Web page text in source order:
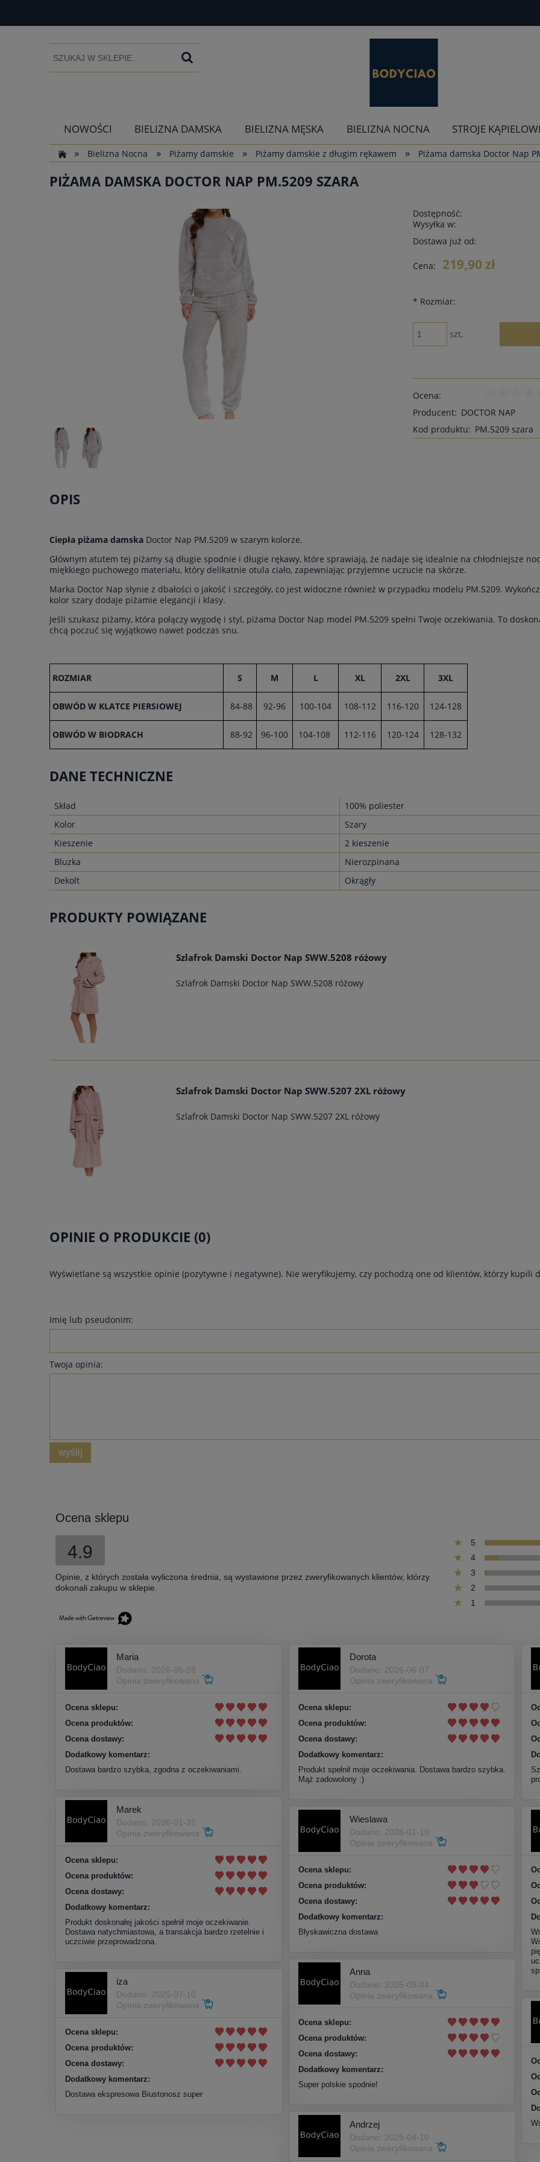
NOWOŚCI BIELIZNA DAMSKA BIELIZNA MĘSKA BIELIZNA NOCNA STROJE
»
Bielizna Nocna » Piżamy damskie » Piżamy damskie z długim rękawem » Piżama damska Doctor Nap
PIŻAMA DAMSKA DOCTOR NAP PM.5209 SZARA
Dostępność:
Wysyłka w:
Dostawa już od:
Cena: 219,90 zł
* Rozmiar:
szt.
Ocena:
Producent: DOCTOR NAP
Kod produktu: PM.5209 szara
OPIS
Ciepła piżama damska Doctor Nap PM.5209 w szarym kolorze.
Głównym atutem tej piżamy są długie spodnie i długie rękawy, które sprawiają, że nadaje się idealnie na chłodniejsze
miękkiego puchowego materiału, który delikatnie otula ciało, zapewniając przyjemne uczucie na skórze.
Marka Doctor Nap słynie z dbałości o jakość i szczegóły, co jest widoczne również w przypadku modelu PM.5209.
kolor szary dodaje piżamie elegancji i klasy.
Jeśli szukasz piżamy, która połączy wygodę i styl, piżama Doctor Nap model PM.5209 spełni Twoje oczekiwania. To
chcą poczuć się wyjątkowo nawet podczas snu.
ROZMIAR S M L XL 2XL 3XL
OBWÓD W KLATCE PIERSIOWEJ 84-88 92-96 100-104 108-112 116-120 124-128
OBWÓD W BIODRACH 88-92 96-100 104-108 112-116 120-124 128-132
DANE TECHNICZNE
Skład
100% poliester
Kolor
Szary
Kieszenie
2 kieszenie
Bluzka
Nierozpinana
Dekolt
Okrągły
PRODUKTY POWIĄZANE
Szlafrok Damski Doctor Nap SWW.5208 różowy
Szlafrok Damski Doctor Nap SWW.5208 różowy
Szlafrok Damski Doctor Nap SWW.5207 2XL różowy
Szlafrok Damski Doctor Nap SWW.5207 2XL różowy
OPINIE O PRODUKCIE (0)
Wyświetlane są wszystkie opinie (pozytywne i negatywne). Nie weryfikujemy, czy pochodzą one od klientów, którzy kupili
Imię lub pseudonim:
Twoja opinia:
wyślij
Ocena sklepu
4.9
Opinie, z których została wyliczona średnia, są wystawione przez zweryfikowanych klientów, którzy
dokonali zakupu w sklepie.
5
4
3
2
1
Maria
Dodano: 2026-06-28
Opinia zweryfikowana
Ocena sklepu:
Ocena produktów:
Ocena dostawy:
Dodatkowy komentarz:
Dostawa bardzo szybka, zgodna z oczekiwaniami.
Dorota
Dodano: 2026-06-07
Opinia zweryfikowana
Ocena sklepu:
Ocena produktów:
Ocena dostawy:
Dodatkowy komentarz:
Produkt spełnił moje oczekiwania. Dostawa bardzo szybka.
Mąż zadowolony :)
Marek
Dodano: 2026-01-31
Opinia zweryfikowana
Ocena sklepu:
Ocena produktów:
Ocena dostawy:
Dodatkowy komentarz:
Produkt doskonałej jakości spełnił moje oczekiwanie.
Dostawa natychmiastowa, a transakcja bardzo rzetelnie i
uczciwie przeprowadzona.
Wieslawa
Dodano: 2026-01-10
Opinia zweryfikowana
Ocena sklepu:
Ocena produktów:
Ocena dostawy:
Dodatkowy komentarz:
Błyskawiczna dostawa
Anna
Dodano: 2025-09-04
Opinia zweryfikowana
Ocena sklepu:
Ocena produktów:
Ocena dostawy:
Dodatkowy komentarz:
Super polskie spodnie!
iza
Dodano: 2025-07-10
Opinia zweryfikowana
Ocena sklepu:
Ocena produktów:
Ocena dostawy:
Dodatkowy komentarz:
Dostawa ekspresowa Biustonosz super
Andrzej
Dodano: 2025-04-10
Opinia zweryfikowana